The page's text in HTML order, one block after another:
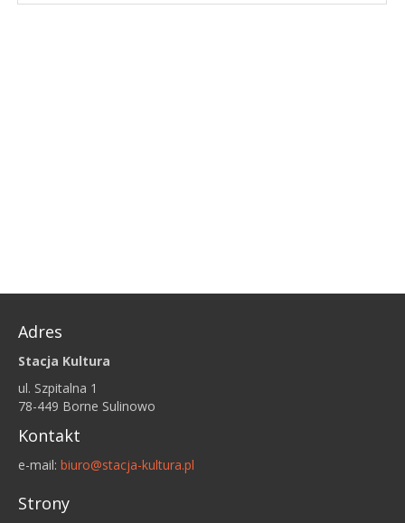
Adres
Stacja Kultura
ul. Szpitalna 1
78-449 Borne Sulinowo
Kontakt
e-mail: biuro@stacja-kultura.pl
Strony